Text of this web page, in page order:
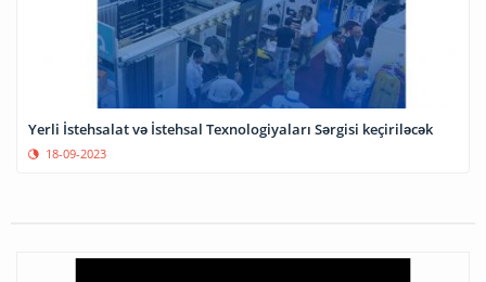
Yerli İstehsalat və İstehsal Texnologiyaları Sərgisi keçiriləcək
18-09-2023